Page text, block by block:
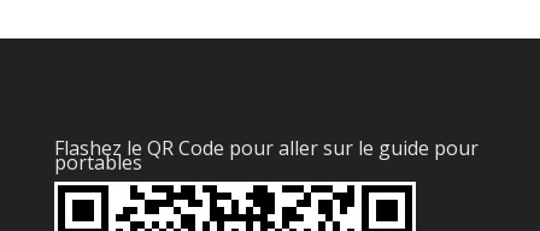
Flashez le QR Code pour aller sur le guide pour
portables